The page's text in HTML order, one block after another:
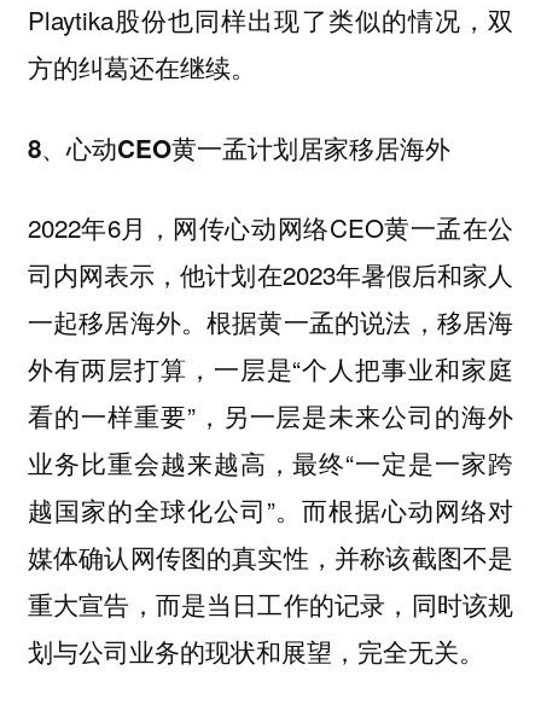
Playtika股份也同样出现了类似的情况，双
方的纠葛还在继续。
8、心动CEO黄一孟计划居家移居海外
2022年6月，网传心动网络CEO黄一孟在公
司内网表示，他计划在2023年暑假后和家人
一起移居海外。根据黄一孟的说法，移居海
外有两层打算，一层是“个人把事业和家庭
看的一样重要”，另一层是未来公司的海外
业务比重会越来越高，最终“一定是一家跨
越国家的全球化公司”。而根据心动网络对
媒体确认网传图的真实性，并称该截图不是
重大宣告，而是当日工作的记录，同时该规
划与公司业务的现状和展望，完全无关。